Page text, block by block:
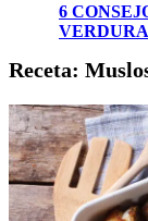
6
Receta: